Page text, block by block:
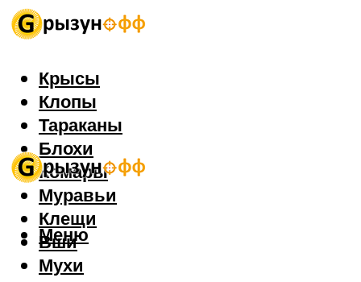
Крысы
Клопы
Тараканы
Блохи
Комары
Муравьи
Клещи
Вши
Мухи
Меню